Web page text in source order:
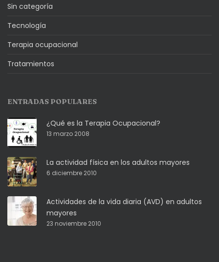
Sin categoría
Tecnología
Terapia ocupacional
Tratamientos
ENTRADAS POPULARES
¿Qué es la Terapia Ocupacional?
13 marzo 2008
La actividad física en los adultos mayores
6 diciembre 2010
Actividades de la vida diaria (AVD) en adultos
mayores
23 noviembre 2010